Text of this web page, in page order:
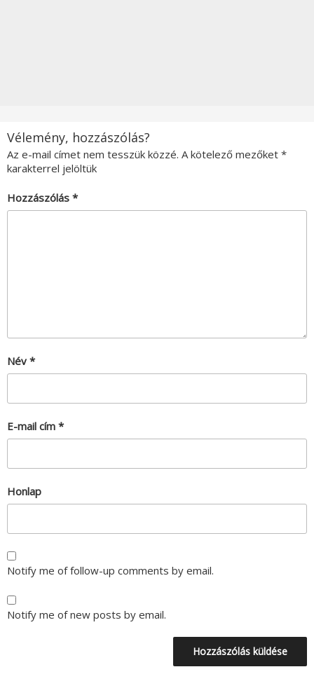
Vélemény, hozzászólás?
Az e-mail címet nem tesszük közzé. A kötelező mezőket *
karakterrel jelöltük
Hozzászólás *
Név *
E-mail cím *
Honlap
Notify me of follow-up comments by email.
Notify me of new posts by email.